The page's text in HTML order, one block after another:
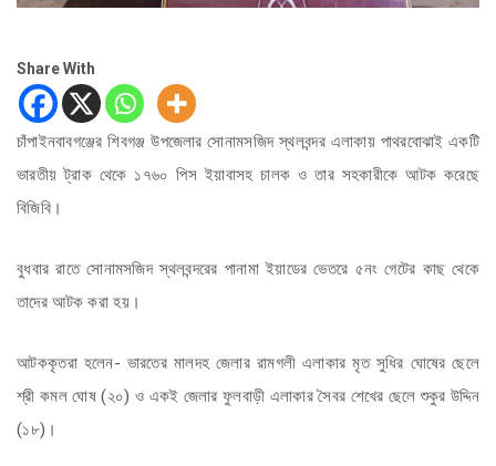
Share With
চাঁপাইনবাবগঞ্জের শিবগঞ্জ উপজেলার সোনামসজিদ স্থলবন্দর এলাকায় পাথরবোঝাই একটি
ভারতীয় ট্রাক থেকে ১৭৬০ পিস ইয়াবাসহ চালক ও তার সহকারীকে আটক করেছে
বিজিবি।
বুধবার রাতে সোনামসজিদ স্থলবন্দরের পানামা ইয়াডের ভেতরে ৫নং গেটের কাছ থেকে
তাদের আটক করা হয়।
আটককৃতরা হলেন- ভারতের মালদহ জেলার রামগলী এলাকার মৃত সুধির ঘোষের ছেলে
শ্রী কমল ঘোষ (২০) ও একই জেলার ফুলবাড়ী এলাকার সৈবর শেখের ছেলে শুকুর উদ্দিন
(১৮)।